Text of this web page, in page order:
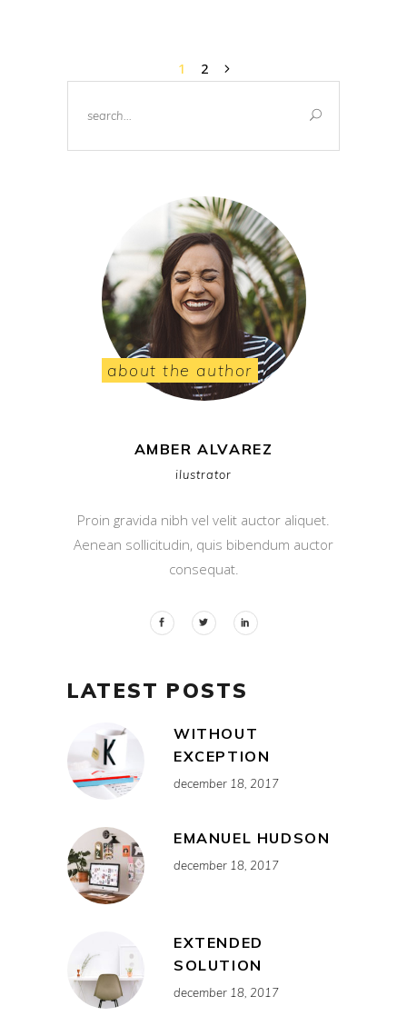
1
2
about the author
AMBER ALVAREZ
ilustrator
Proin gravida nibh vel velit auctor aliquet.
Aenean sollicitudin, quis bibendum auctor
consequat.
LATEST POSTS
WITHOUT
EXCEPTION
december 18, 2017
EMANUEL HUDSON
december 18, 2017
EXTENDED
SOLUTION
december 18, 2017